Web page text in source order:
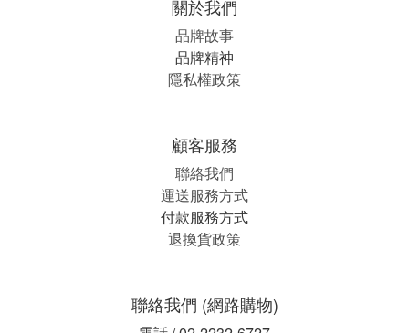
關於我們
品牌故事
品牌精神
隱私權政策
顧客服務
聯絡我們
運送服務方式
付款服務方式
退換貨政策
聯絡我們 (網路購物)